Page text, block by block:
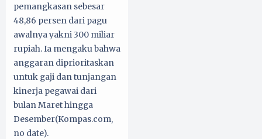
pemangkasan sebesar
48,86 persen dari pagu
awalnya yakni 300 miliar
rupiah. Ia mengaku bahwa
anggaran diprioritaskan
untuk gaji dan tunjangan
kinerja pegawai dari
bulan Maret hingga
Desember(Kompas.com,
no date).